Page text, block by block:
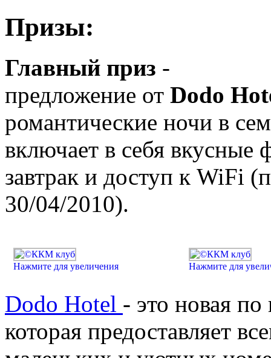
Призы:
Главный приз -
предложение от Dodo
романтические ночи в
включает в себя вкусные
завтрак и доступ к WiFi
30/04/2010).
Нажмите для увеличения Нажмите для
Dodo Hotel - это новая
которая предоставляет